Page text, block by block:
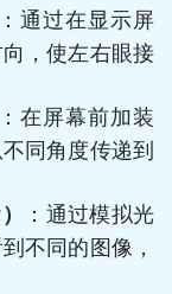
：通过在显示屏
，使左右眼接
：在屏幕前加装
同角度传递到
：通过模拟光
不同的图像，